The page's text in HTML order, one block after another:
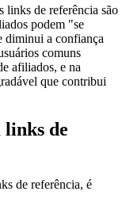
links de referência são
podem "se
diminui a confiança
comuns
afiliados, e na
que contribui
links de
de referência, é